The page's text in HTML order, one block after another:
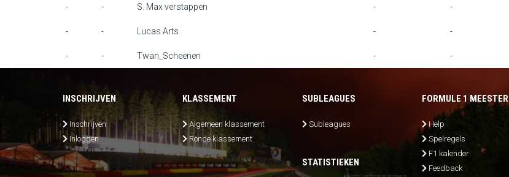
- - S. Max verstappen - -
- - Lucas Arts - -
- - Twan_Scheenen - -
INSCHRIJVEN
Inschrijven
Inloggen
KLASSEMENT
Algemeen klassement
Ronde klassement
SUBLEAGUES
Subleagues
STATISTIEKEN
FORMULE 1 MEESTER
Help
Spelregels
F1 kalender
Feedback